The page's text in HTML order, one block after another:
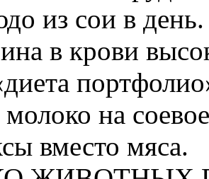
из сои в
в крови
на
вместо мяса.